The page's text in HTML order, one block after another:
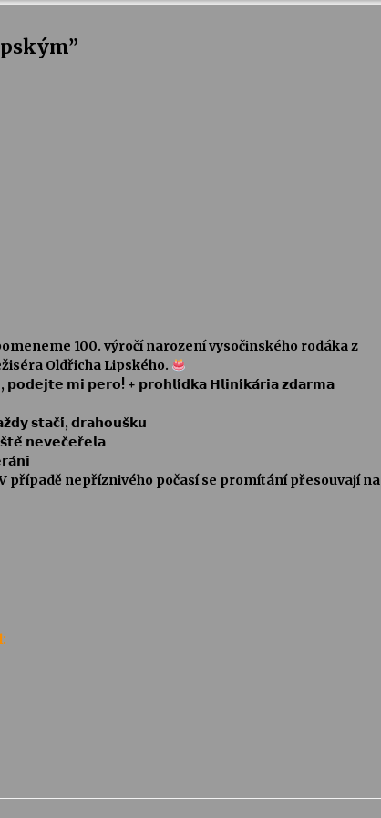
”
100. výročí narození vysočinského rodáka z
Oldřicha Lipského.
𝗺𝗶 𝗽𝗲𝗿𝗼! + 𝗽𝗿𝗼𝗵𝗹𝗶́𝗱𝗸𝗮 𝗛𝗹𝗶𝗻𝗶́𝗸𝗮́𝗿𝗶𝗮 𝘇𝗱𝗮𝗿𝗺𝗮
𝘀𝘁𝗮𝗰̌𝗶́, 𝗱𝗿𝗮𝗵𝗼𝘂𝘀̌𝗸𝘂
𝗻𝗲𝘃𝗲𝗰̌𝗲𝗿̌𝗲𝗹𝗮
případě nepříznivého počasí se promítání přesouvají na